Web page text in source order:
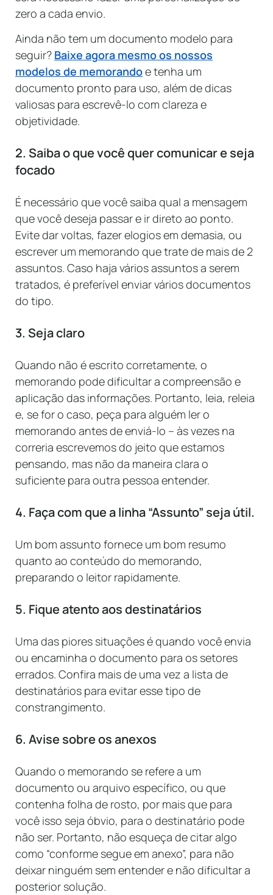
zero a cada envio.
Ainda não tem um documento modelo para
seguir? Baixe agora mesmo os nossos
modelos de memorandoe tenha um
documento pronto para uso, além de dicas
valiosas para escrevê-lo com clareza e
objetividade.
2. Saiba o que você quer comunicar e seja
focado
É necessário que você saiba qual a mensagem
que você deseja passar e ir direto ao ponto.
Evite dar voltas, fazer elogios em demasia, ou
escrever um memorando que trate de mais de 2
assuntos. Caso haja vários assuntos a serem
tratados, é preferível enviar vários documentos
do tipo.
3. Seja claro
Quando não é escrito corretamente, o
memorando pode dificultar a compreensão e
aplicação das informações. Portanto, leia, releia
e, se for o caso, peça para alguém ler o
memorando antes de enviá-lo – às vezes na
correria escrevemos do jeito que estamos
pensando, mas não da maneira clara o
suficiente para outra pessoa entender.
4. Faça com que a linha “Assunto” seja útil.
Um bom assunto fornece um bom resumo
quanto ao conteúdo do memorando,
preparando o leitor rapidamente.
5. Fique atento aos destinatários
Uma das piores situações é quando você envia
ou encaminha o documento para os setores
errados. Confira mais de uma vez a lista de
destinatários para evitar esse tipo de
constrangimento.
6. Avise sobre os anexos
Quando o memorando se refere a um
documento ou arquivo específico, ou que
contenha folha de rosto, por mais que para
você isso seja óbvio, para o destinatário pode
não ser. Portanto, não esqueça de citar algo
como “conforme segue em anexo”, para não
deixar ninguém sem entender e não dificultar a
posterior solução.